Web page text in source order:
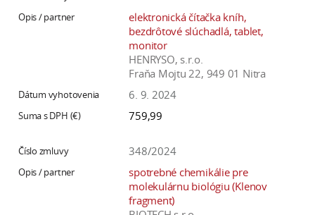
elektronická čítačka kníh,
bezdrôtové slúchadlá, tablet,
monitor
HENRYSO, s.r.o.
Fraňa Mojtu 22, 949 01 Nitra
6. 9. 2024
759,99
348/2024
spotrebné chemikálie pre
molekulárnu biológiu (Klenov
fragment)